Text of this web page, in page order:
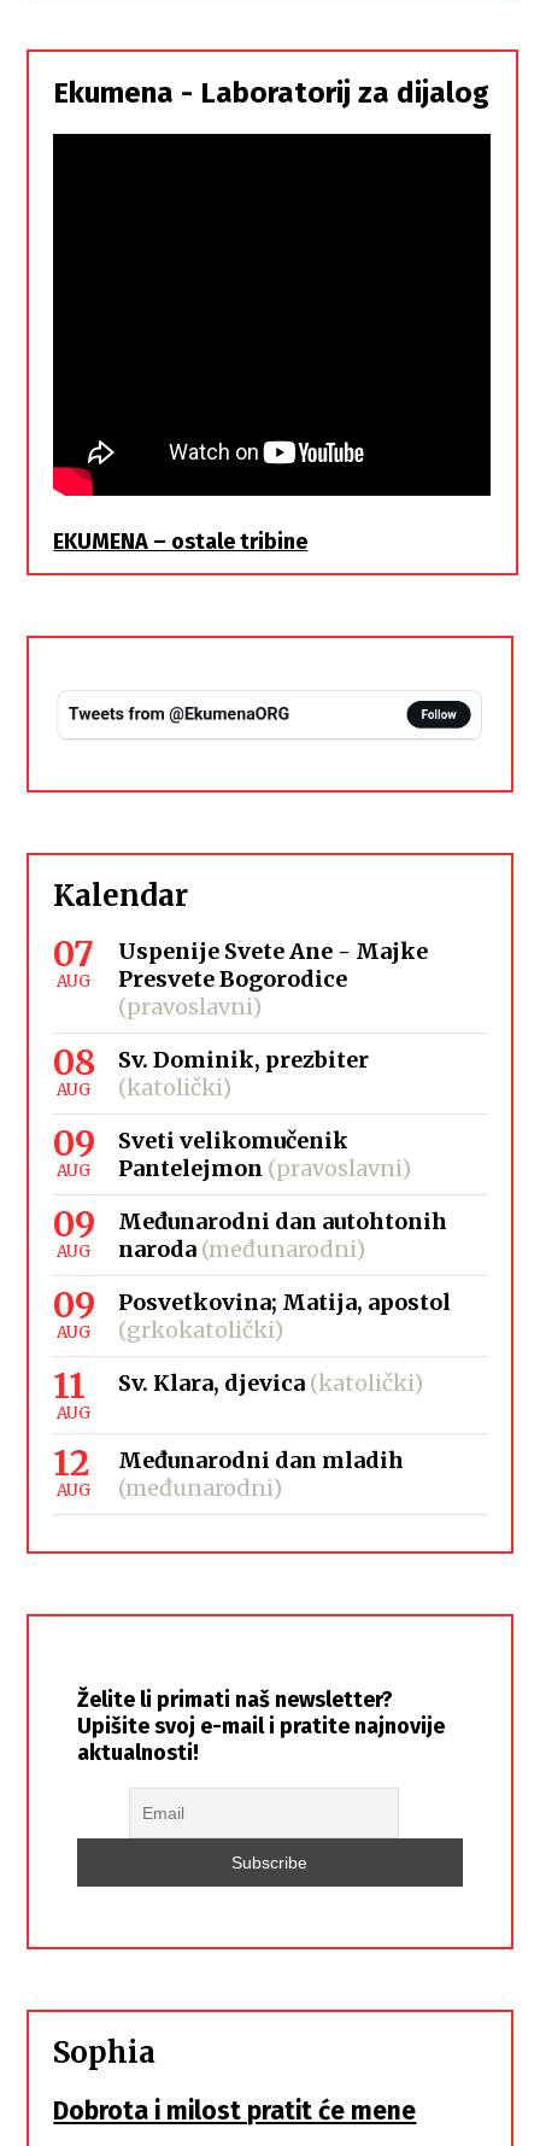
Srbi,
istorodna
braća
Ekumena - Laboratorij za dijalog
EKUMENA – ostale tribine
Kalendar
07
AUG
Uspenije Svete Ane - Majke
Presvete Bogorodice
(pravoslavni)
08
AUG
Sv. Dominik, prezbiter
(katolički)
09
AUG
Sveti velikomučenik
Pantelejmon (pravoslavni)
09
AUG
Međunarodni dan autohtonih
naroda (međunarodni)
09
AUG
Posvetkovina; Matija, apostol
(grkokatolički)
11
AUG
Sv. Klara, djevica (katolički)
12
AUG
Međunarodni dan mladih
(međunarodni)
Želite li primati naš newsletter?
Upišite svoj e-mail i pratite najnovije
aktualnosti!
Sophia
Dobrota i milost pratit će mene